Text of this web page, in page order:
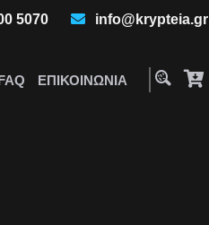
5070 info@krypteia.gr
ΕΠΙΚΟΙΝΩΝΊΑ